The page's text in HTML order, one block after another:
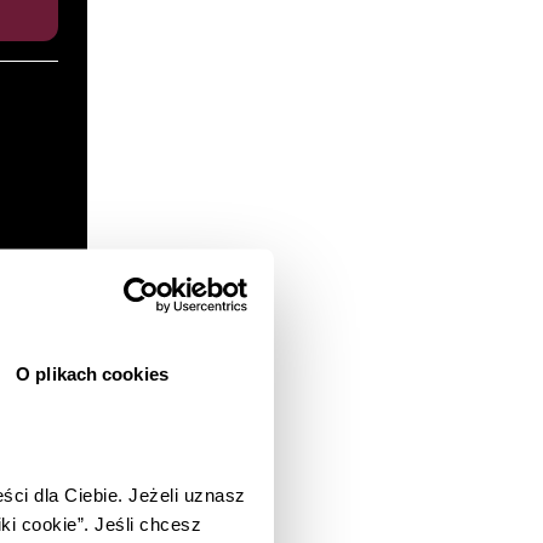
O plikach cookies
dla Ciebie. Jeżeli uznasz
cookie”. Jeśli chcesz